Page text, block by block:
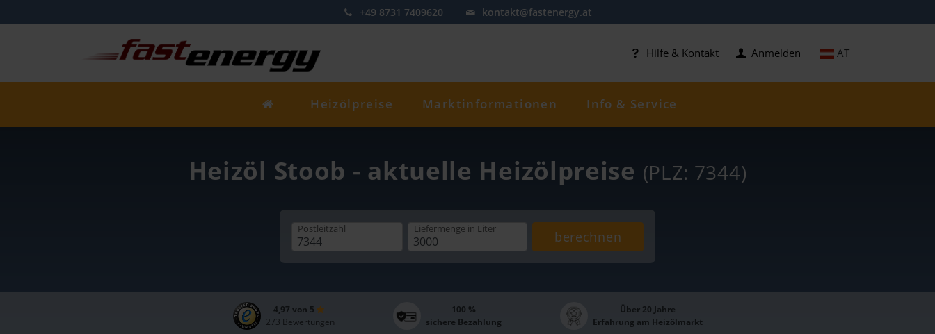
+49 8731 7409620 kontakt@fastenergy.at
AT
Hilfe & Kontakt Anmelden
Heizölpreise Marktinformationen Info & Service
Heizöl Stoob - aktuelle Heizölpreise (PLZ: 7344)
Postleitzahl Liefermenge in Liter berechnen
4,97 von 5
273 Bewertungen
100 %
sichere Bezahlung
Über 20 Jahre
Erfahrung am Heizölmarkt